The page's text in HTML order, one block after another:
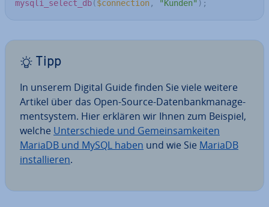
mysqli_select_db( $connection, "Kunden" ) ;
Tipp
In unserem Digital Guide finden Sie viele weitere
Artikel über das Open-Source-Da­ten­bank­ma­nage­
ment­sys­tem. Hier erklären wir Ihnen zum Beispiel,
welche Un­ter­schie­de und Ge­mein­sam­kei­ten
MariaDB und MySQL haben und wie Sie MariaDB
in­stal­lie­ren.